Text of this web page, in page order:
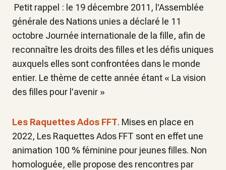
Petit rappel : le 19 décembre 2011, l'Assemblée
générale des Nations unies a déclaré le 11
octobre Journée internationale de la fille, afin de
reconnaître les droits des filles et les défis uniques
auxquels elles sont confrontées dans le monde
entier. Le thème de cette année étant « La vision
des filles pour l'avenir »
Les Raquettes Ados FFT. Mises en place en
2022, Les Raquettes Ados FFT sont en effet une
animation 100 % féminine pour jeunes filles. Non
homologuée, elle propose des rencontres par